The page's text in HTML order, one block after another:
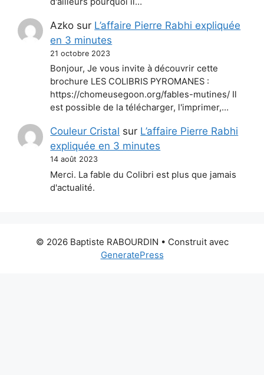
Azko sur L’affaire Pierre Rabhi expliquée
en 3 minutes
21 octobre 2023
Bonjour, Je vous invite à découvrir cette
brochure LES COLIBRIS PYROMANES :
https://chomeusegoon.org/fables-mutines/ Il
est possible de la télécharger, l'imprimer,…
Couleur Cristal sur L’affaire Pierre Rabhi
expliquée en 3 minutes
14 août 2023
Merci. La fable du Colibri est plus que jamais
d'actualité.
© 2026 Baptiste RABOURDIN • Construit avec
GeneratePress